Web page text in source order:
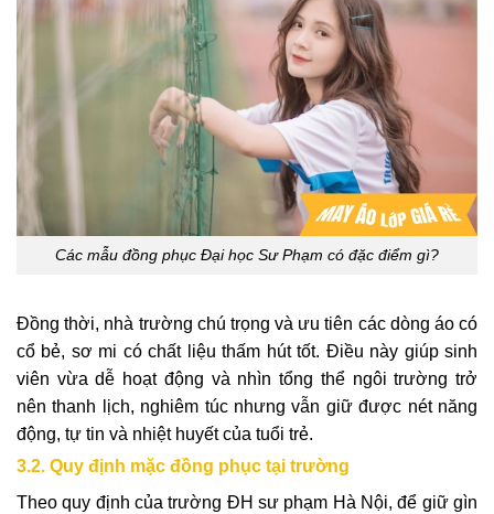
Các mẫu đồng phục Đại học Sư Phạm có đặc điểm gì?
Đồng thời, nhà trường chú trọng và ưu tiên các dòng áo có
cổ bẻ, sơ mi có chất liệu thấm hút tốt. Điều này giúp sinh
viên vừa dễ hoạt động và nhìn tổng thể ngôi trường trở
nên thanh lịch, nghiêm túc nhưng vẫn giữ được nét năng
động, tự tin và nhiệt huyết của tuổi trẻ.
3.2. Quy định mặc đồng phục tại trường
Theo quy định của trường ĐH sư phạm Hà Nội, để giữ gìn